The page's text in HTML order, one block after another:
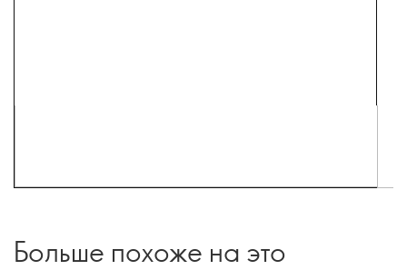
Больше похоже на это